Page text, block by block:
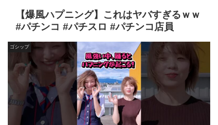
【爆風ハプニング】これはヤバすぎるｗｗ
#パチンコ #パチスロ #パチンコ店員
ゴシップ